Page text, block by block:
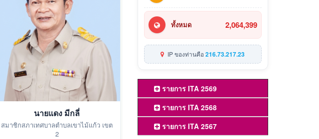
นายแดง มีกลี่
สมาชิกสภาเทศบาลตำบลเขาไม้แก้ว เขต
2
ทั้งหมด 2,064,399
IP ของท่านคือ216.73.217.23
รายการ ITA 2569
รายการ ITA 2568
รายการ ITA 2567